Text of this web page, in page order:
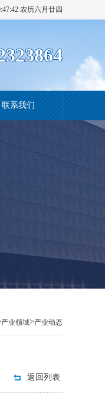
农历六月廿四
联系我们
产业领域>产业动态
返回列表